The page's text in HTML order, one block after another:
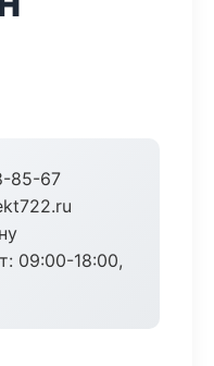
85-67
09:00-18:00,